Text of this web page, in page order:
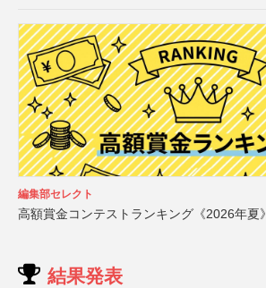
編集部セレクト
高額賞金コンテストランキング《2026年夏》
結果発表